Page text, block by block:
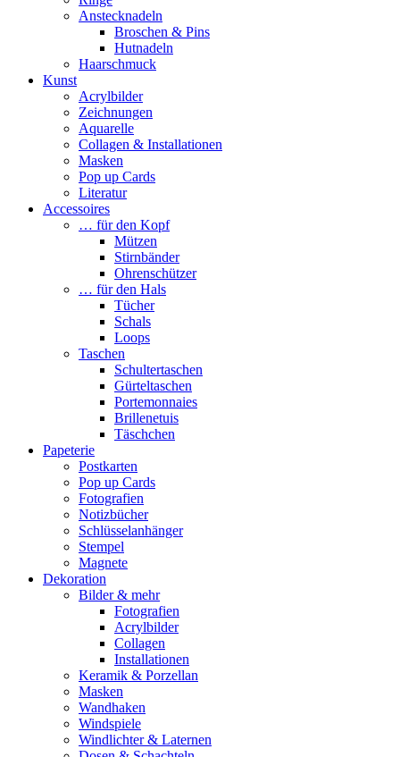
Anstecknadeln
Broschen & Pins
Hutnadeln
Haarschmuck
Kunst
Acrylbilder
Zeichnungen
Aquarelle
Collagen & Installationen
Masken
Pop up Cards
Literatur
Accessoires
… für den Kopf
Mützen
Stirnbänder
Ohrenschützer
… für den Hals
Tücher
Schals
Loops
Taschen
Schultertaschen
Gürteltaschen
Portemonnaies
Brillenetuis
Täschchen
Papeterie
Postkarten
Pop up Cards
Fotografien
Notizbücher
Schlüsselanhänger
Stempel
Magnete
Dekoration
Bilder & mehr
Fotografien
Acrylbilder
Collagen
Installationen
Keramik & Porzellan
Masken
Wandhaken
Windspiele
Windlichter & Laternen